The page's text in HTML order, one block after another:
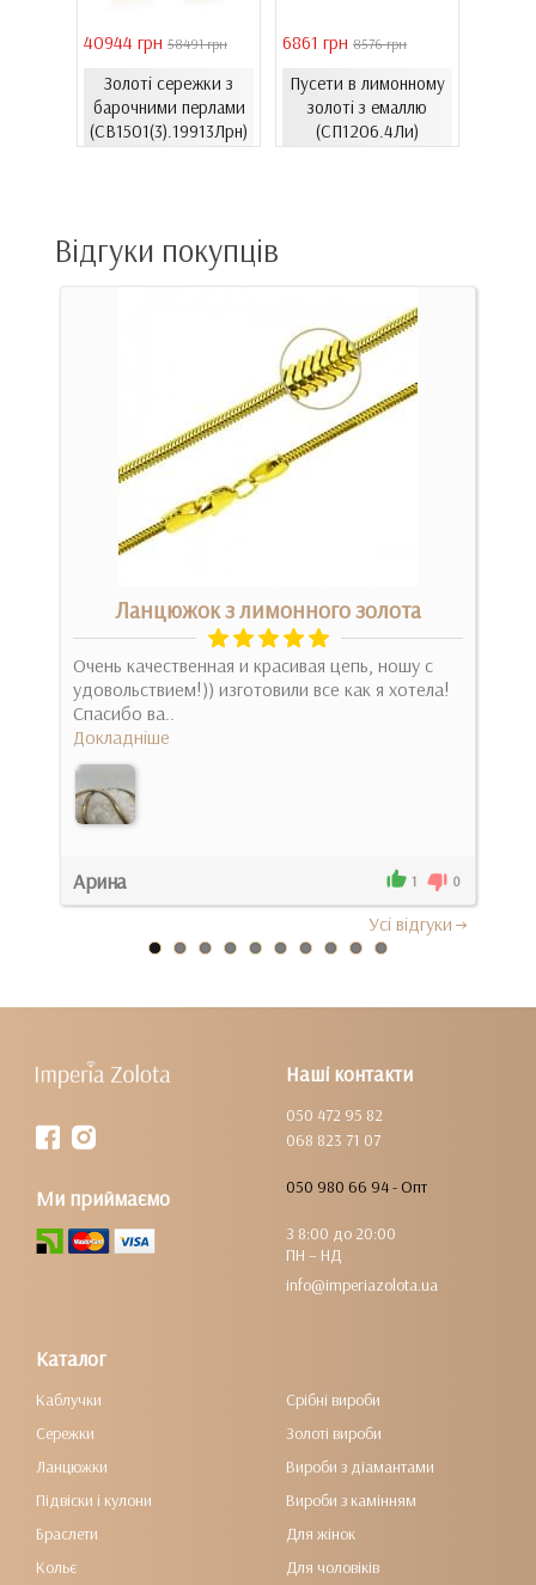
40944 грн 58491 грн
Золоті сережки з
барочними перлами
(СВ1501(3).19913Лрн)
6861 грн 8576 грн
Пусети в лимонному
золоті з емаллю
(СП1206.4Ли)
Відгуки покупців
Ланцюжок з лимонного золота
Очень качественная и красивая цепь, ношу с
удовольствием!)) изготовили все как я хотела!
Спасибо ва..
Докладніше
Арина 1 0
Усi вiдгуки
Наші контакти
050 472 95 82
068 823 71 07
050 980 66 94 - Опт
З 8:00 до 20:00
ПН – НД
info@imperiazolota.ua
Ми приймаємо
Каталог
Каблучки
Сережки
Ланцюжки
Підвіски і кулони
Браслети
Кольє
Срібні вироби
Золоті вироби
Вироби з діамантами
Вироби з камінням
Для жінок
Для чоловіків